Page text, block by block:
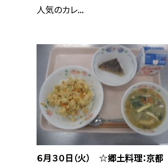
人気のカレ...
６月３０日（火） ☆郷土料理：京都